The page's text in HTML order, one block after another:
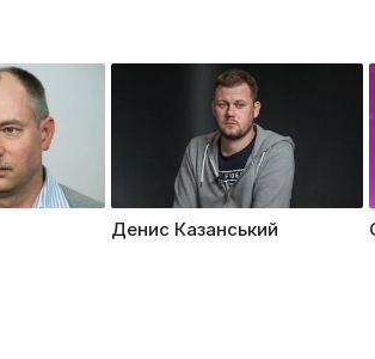
Денис Казанський